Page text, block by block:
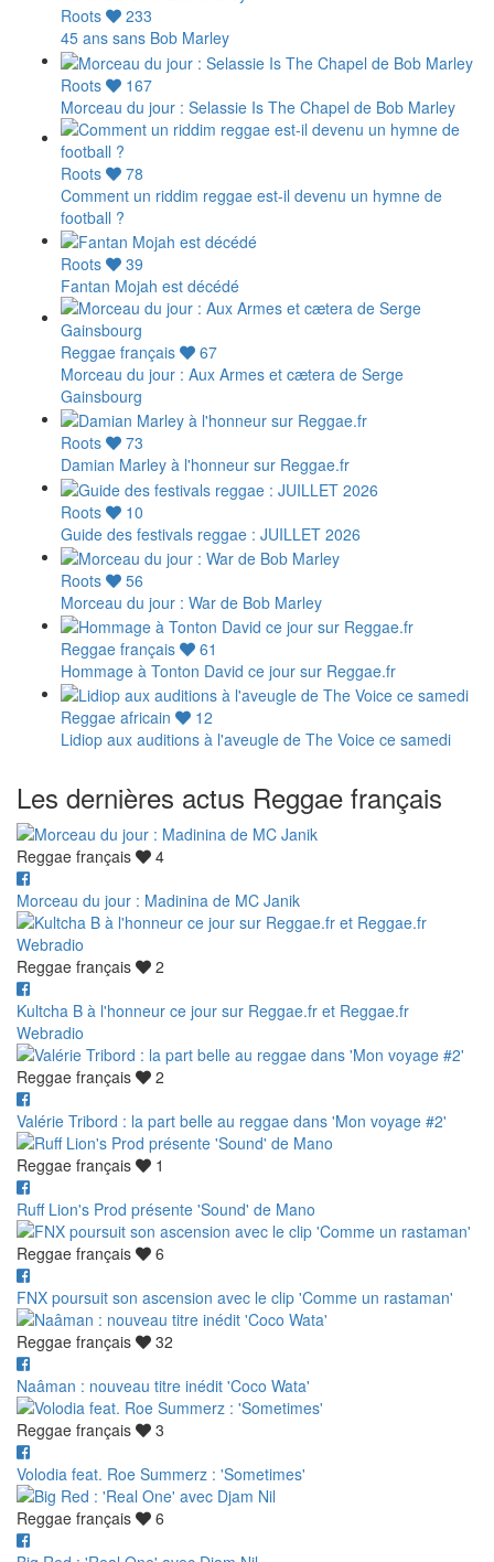
Roots
233
45 ans sans Bob Marley
Roots
167
Morceau du jour : Selassie Is The Chapel de Bob Marley
Roots
78
Comment un riddim reggae est-il devenu un hymne de
football ?
Roots
39
Fantan Mojah est décédé
Reggae français
67
Morceau du jour : Aux Armes et cætera de Serge
Gainsbourg
Roots
73
Damian Marley à l'honneur sur Reggae.fr
Roots
10
Guide des festivals reggae : JUILLET 2026
Roots
56
Morceau du jour : War de Bob Marley
Reggae français
61
Hommage à Tonton David ce jour sur Reggae.fr
Reggae africain
12
Lidiop aux auditions à l'aveugle de The Voice ce samedi
Les dernières actus Reggae français
Reggae français
4
Morceau du jour : Madinina de MC Janik
Reggae français
2
Kultcha B à l'honneur ce jour sur Reggae.fr et Reggae.fr
Webradio
Reggae français
2
Valérie Tribord : la part belle au reggae dans 'Mon voyage #2'
Reggae français
1
Ruff Lion's Prod présente 'Sound' de Mano
Reggae français
6
FNX poursuit son ascension avec le clip 'Comme un rastaman'
Reggae français
32
Naâman : nouveau titre inédit 'Coco Wata'
Reggae français
3
Volodia feat. Roe Summerz : 'Sometimes'
Reggae français
6